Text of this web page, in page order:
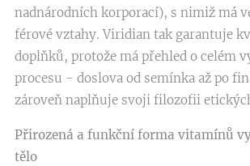
nadnárodních korporací), s nimiž má
férové vztahy. Viridian tak garantuje
doplňků, protože má přehled o celém
procesu - doslova od semínka až po
zároveň naplňuje svoji filozofii
Přirozená a funkční forma vitamínů
tělo